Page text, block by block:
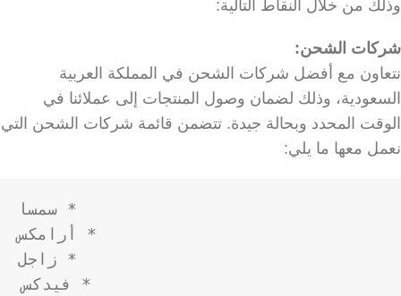
وذلك من خلال النقاط التالية:
شركات الشحن:
نتعاون مع أفضل شركات الشحن في المملكة العربية
السعودية، وذلك لضمان وصول المنتجات إلى عملائنا في
الوقت المحدد وبحالة جيدة. تتضمن قائمة شركات الشحن التي
نعمل معها ما يلي:
* فيدكس